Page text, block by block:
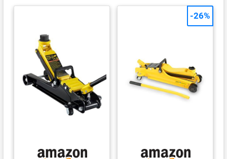
Française - Tous nos
Métropolitaine. AUTO ET
MOTO > OUTILS ET
DEPANNAGE > LEVAGE >
CRICS ROULEURS CLAS
-26%